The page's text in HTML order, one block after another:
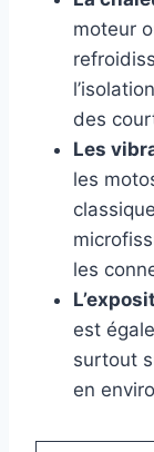
moteur
des
Les
les
les
est
surtout
en